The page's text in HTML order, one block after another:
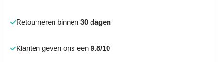
Retourneren binnen 30 dagen
Klanten geven ons een 9.8/10